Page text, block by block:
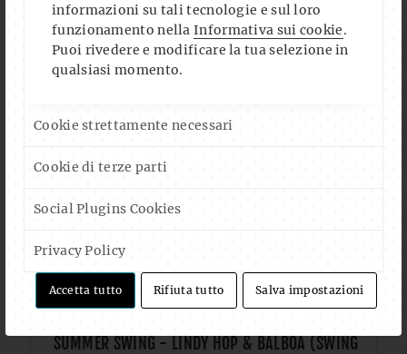
informazioni su tali tecnologie e sul loro
funzionamento nellaInformativa sui cookie.
Puoi rivedere e modificare la tua selezione in
qualsiasi momento.
Cookie strettamente necessari
Cookie di terze parti
Social Plugins Cookies
Privacy Policy
Accetta tutto Rifiuta tutto Salva impostazioni
FOLLOW US ON FACEBOOK
CALENDAR
YOGA AL CLUB (CON GIUSEPPE ARENA)
DO., 06.08.2026- ORE18:30 20:00UHR
SUMMER SWING - LINDY HOP & BALBOA (SWING